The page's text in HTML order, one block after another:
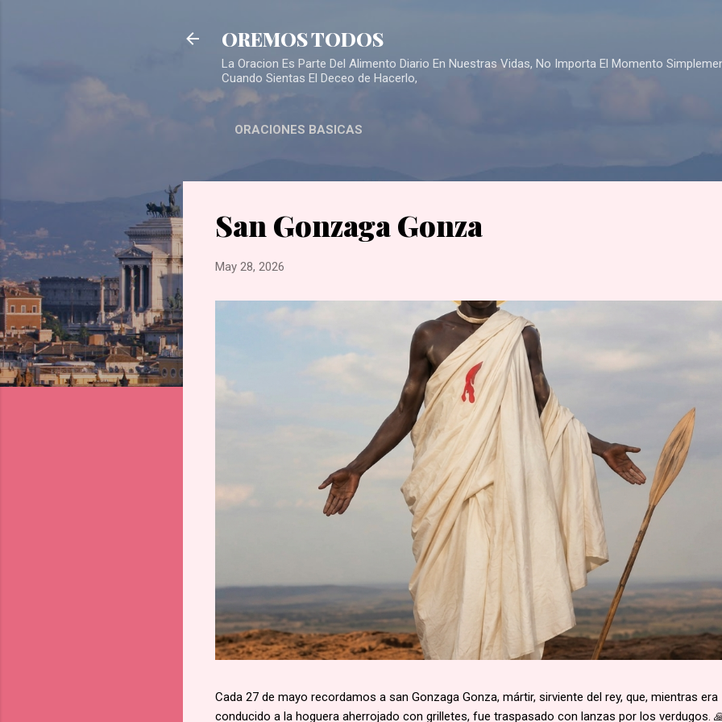
OREMOS TODOS
La Oracion Es Parte Del Alimento Diario En Nuestras Vidas, No Importa El Momento
Cuando Sientas El Deceo de Hacerlo,
ORACIONES BASICAS
San Gonzaga Gonza
May 28, 2026
Cada 27 de mayo recordamos a san Gonzaga Gonza, mártir, sirviente del rey, que, mientras era
conducido a la hoguera aherrojado con grilletes, fue traspasado con lanzas por los verdugos.